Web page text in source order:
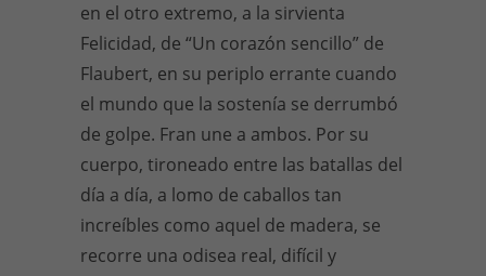
en el otro extremo, a la sirvienta
Felicidad, de “Un corazón sencillo” de
Flaubert, en su periplo errante cuando
el mundo que la sostenía se derrumbó
de golpe. Fran une a ambos. Por su
cuerpo, tironeado entre las batallas del
día a día, a lomo de caballos tan
increíbles como aquel de madera, se
recorre una odisea real, difícil y